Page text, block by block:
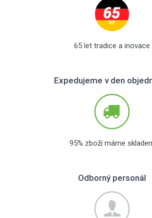
65 let tradice a inovace
Expedujeme v den
95% zboží máme
Odborný personál